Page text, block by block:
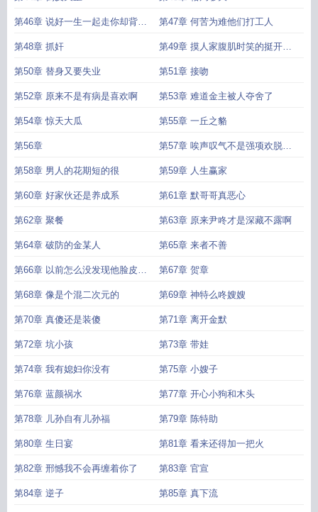
第46章 说好一生一起走你却背着
我当了狗
第47章 何苦为难他们打工人
第48章 抓奸 第49章 摸人家腹肌时笑的挺开心
啊
第50章 替身又要失业 第51章 接吻
第52章 原来不是有病是喜欢啊 第53章 难道金主被人夺舍了
第54章 惊天大瓜 第55章 一丘之貉
第56章 第57章 唉声叹气不是强项欢脱乐
天才是目标
第58章 男人的花期短的很 第59章 人生赢家
第60章 好家伙还是养成系 第61章 默哥哥真恶心
第62章 聚餐 第63章 原来尹咚才是深藏不露啊
第64章 破防的金某人 第65章 来者不善
第66章 以前怎么没发现他脸皮这
么厚
第67章 贺章
第68章 像是个混二次元的 第69章 神特么咚嫂嫂
第70章 真傻还是装傻 第71章 离开金默
第72章 坑小孩 第73章 带娃
第74章 我有媳妇你没有 第75章 小嫂子
第76章 蓝颜祸水 第77章 开心小狗和木头
第78章 儿孙自有儿孙福 第79章 陈特助
第80章 生日宴 第81章 看来还得加一把火
第82章 邢憾我不会再缠着你了 第83章 官宣
第84章 逆子 第85章 真下流